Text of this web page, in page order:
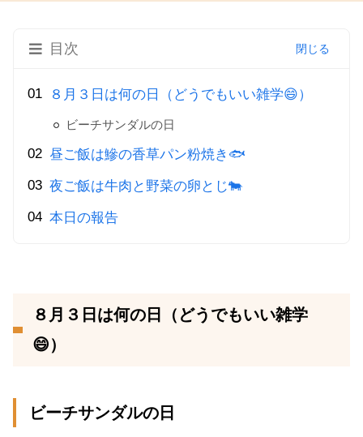
目次
８月３日は何の日（どうでもいい雑学😄）
ビーチサンダルの日
昼ご飯は鰺の香草パン粉焼き🐟
夜ご飯は牛肉と野菜の卵とじ🐄
本日の報告
８月３日は何の日（どうでもいい雑学
😄）
ビーチサンダルの日